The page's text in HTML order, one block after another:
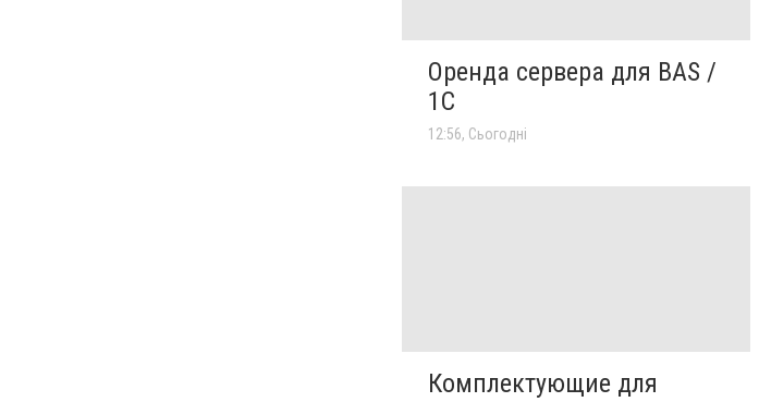
Оренда сервера для BAS /
1C
12:56, Сьогодні
Комплектующие для